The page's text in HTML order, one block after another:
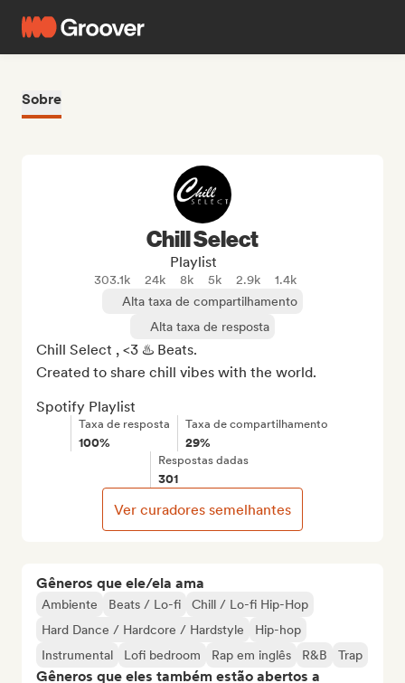
Sobre
Gêneros que ele/ela ama
Ambiente Beats / Lo-fi
Chill / Lo-fi Hip-Hop
Hard Dance / Hardcore / Hardstyle
Hip-hop
Instrumental
Lofi bedroom Rap em inglês R&B Trap
Gêneros que eles também estão abertos a
Chill Select
Playlist
303.1k 24k 8k 5k 2.9k
1.4k
Alta taxa de compartilhamento
Alta taxa de resposta
Chill Select , <3 ♨️ Beats.
Created to share chill vibes with the world.
Spotify Playlist
Taxa de resposta
100%
Taxa de compartilhamento
29%
Respostas dadas
301
Ver curadores semelhantes